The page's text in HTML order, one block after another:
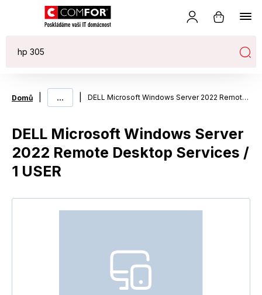
Domů ... DELL Microsoft Windows Server 2022 Remote Desktop Services / 1 USER
DELL Microsoft Windows Server
2022 Remote Desktop Services /
1 USER